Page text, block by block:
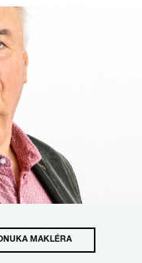
MAKLÉRA